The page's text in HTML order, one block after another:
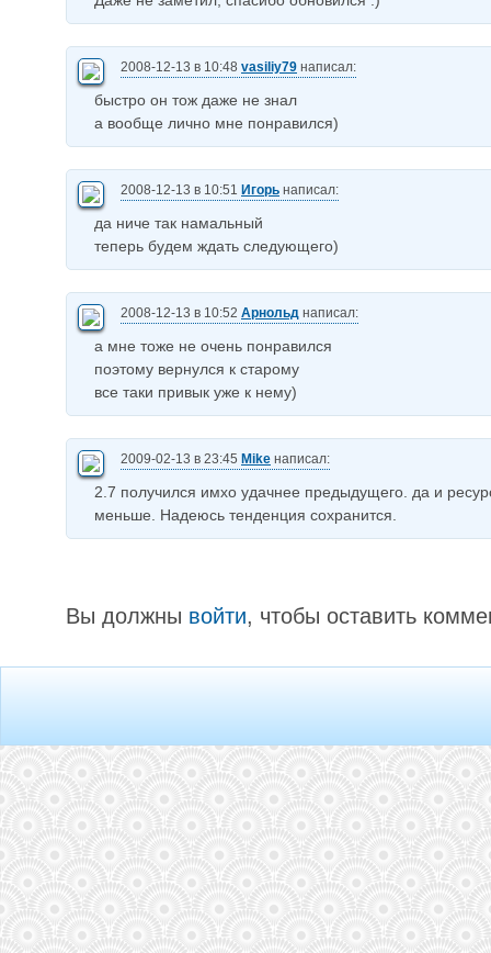
2008-12-13 в 10:48 vasiliy79 написал:
быстро он тож даже не знал
а вообще лично мне понравился)
2008-12-13 в 10:51 Игорь написал:
да ниче так намальный
теперь будем ждать следующего)
2008-12-13 в 10:52 Арнольд написал:
а мне тоже не очень понравился
поэтому вернулся к старому
все таки привык уже к нему)
2009-02-13 в 23:45 Mike написал:
2.7 получился имхо удачнее предыдущего. да и
меньше. Надеюсь тенденция сохранится.
Вы должны войти, чтобы оставить